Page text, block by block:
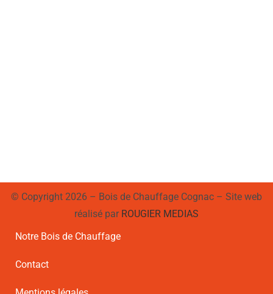
© Copyright 2026 – Bois de Chauffage Cognac – Site web
réalisé par ROUGIER MEDIAS
Notre Bois de Chauffage
Contact